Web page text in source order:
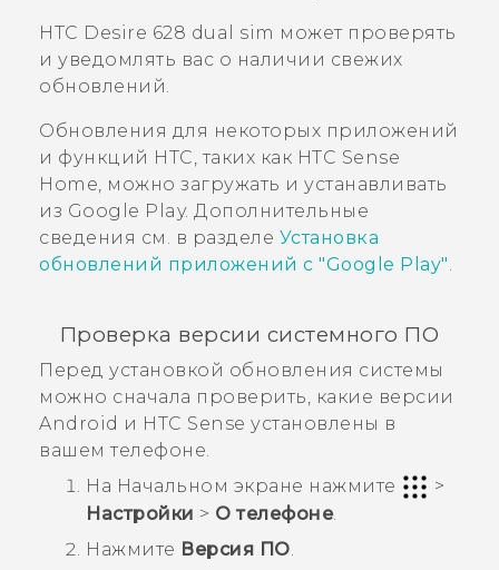
ПОДДЕРЖКА
HTC Desire 628 dual sim может проверять
и уведомлять вас о наличии свежих
обновлений.
Обновления для некоторых приложений
и функций HTC, таких как HTC Sense
Home, можно загружать и устанавливать
из Google Play. Дополнительные
сведения см. в разделе Установка
обновлений приложений с "‍Google Play"‍.
Проверка версии системного ПО
Перед установкой обновления системы
можно сначала проверить, какие версии
Android и HTC Sense установлены в
вашем телефоне.
На Начальном экране нажмите
>
Настройки > О телефоне.
Нажмите Версия ПО.